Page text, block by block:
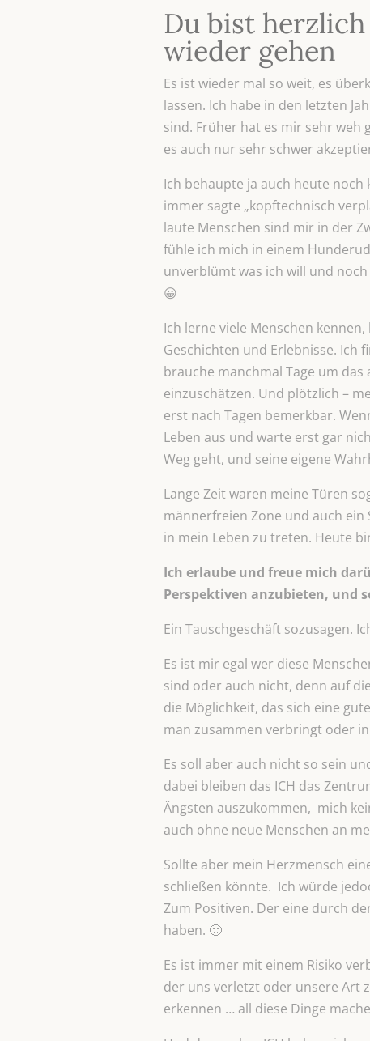
Du bist
wieder gehen
Es ist wieder mal so weit, es
lassen. Ich habe in den letzten
sind. Früher hat es mir sehr weh
es auch nur sehr schwer
Ich behaupte ja auch heute
immer sagte „kopftechnisch
laute Menschen sind mir in der
fühle ich mich in einem
unverblümt was ich will und
😀
Ich lerne viele Menschen
Geschichten und Erlebnisse. Ich
brauche manchmal Tage um
einzuschätzen. Und plötzlich –
erst nach Tagen bemerkbar.
Leben aus und warte erst gar
Weg geht, und seine eigene
Lange Zeit waren meine Türen
männerfreien Zone und auch ein
in mein Leben zu treten. Heute
Ich erlaube und freue mich
Perspektiven anzubieten, und
Ein Tauschgeschäft sozusagen.
Es ist mir egal wer diese
sind oder auch nicht, denn auf
die Möglichkeit, das sich eine
man zusammen verbringt oder
Es soll aber auch nicht so sein
dabei bleiben das ICH das
Ängsten auszukommen, mich
auch ohne neue Menschen an
Sollte aber mein Herzmensch
schließen könnte. Ich würde
Zum Positiven. Der eine durch
haben. 🙂
Es ist immer mit einem Risiko
der uns verletzt oder unsere Art
erkennen … all diese Dinge